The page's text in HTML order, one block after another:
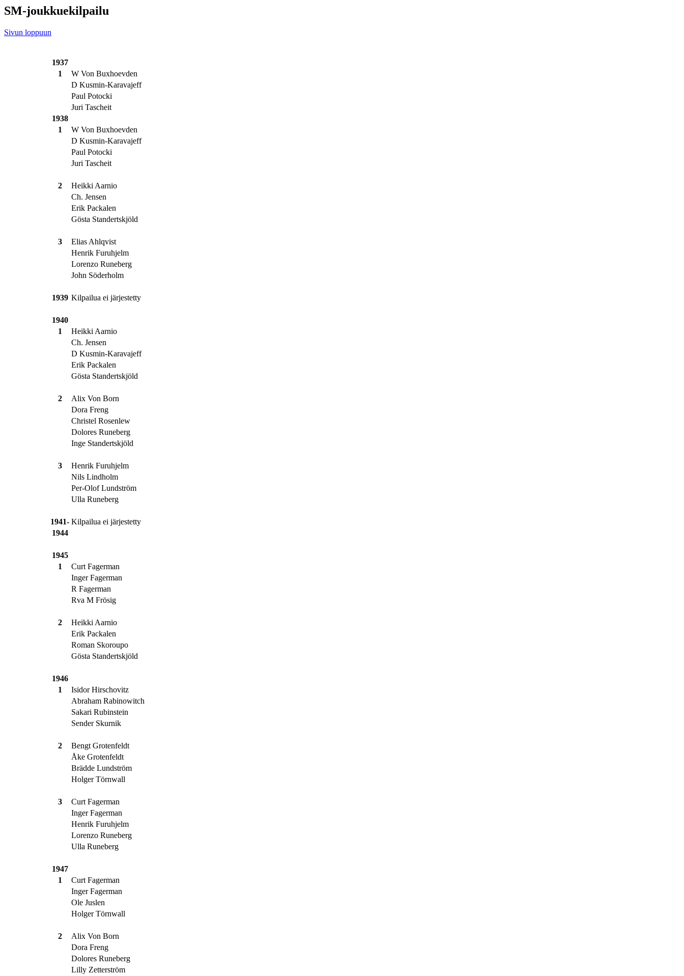
SM-joukkuekilpailu
Sivun loppuun
1937
1
W Von Buxhoevden
D Kusmin-Karavajeff
Paul Potocki
Juri Tascheit
1938
1
W Von Buxhoevden
D Kusmin-Karavajeff
Paul Potocki
Juri Tascheit
2
Heikki Aarnio
Ch. Jensen
Erik Packalen
Gösta Standertskjöld
3
Elias Ahlqvist
Henrik Furuhjelm
Lorenzo Runeberg
John Söderholm
1939 Kilpailua ei järjestetty
1940
1
Heikki Aarnio
Ch. Jensen
D Kusmin-Karavajeff
Erik Packalen
Gösta Standertskjöld
2
Alix Von Born
Dora Freng
Christel Rosenlew
Dolores Runeberg
Inge Standertskjöld
3
Henrik Furuhjelm
Nils Lindholm
Per-Olof Lundström
Ulla Runeberg
1941- Kilpailua ei järjestetty
1944
1945
1
Curt Fagerman
Inger Fagerman
R Fagerman
Rva M Frösig
2
Heikki Aarnio
Erik Packalen
Roman Skoroupo
Gösta Standertskjöld
1946
1
Isidor Hirschovitz
Abraham Rabinowitch
Sakari Rubinstein
Sender Skurnik
2
Bengt Grotenfeldt
Åke Grotenfeldt
Brädde Lundström
Holger Törnwall
3
Curt Fagerman
Inger Fagerman
Henrik Furuhjelm
Lorenzo Runeberg
Ulla Runeberg
1947
1
Curt Fagerman
Inger Fagerman
Ole Juslen
Holger Törnwall
2
Alix Von Born
Dora Freng
Dolores Runeberg
Lilly Zetterström